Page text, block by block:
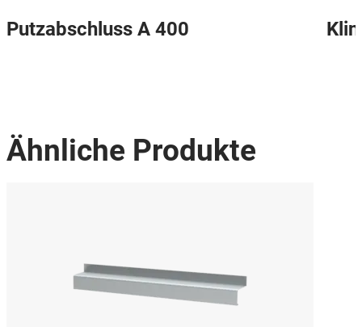
Putzabschluss A 400
Ähnliche Produkte